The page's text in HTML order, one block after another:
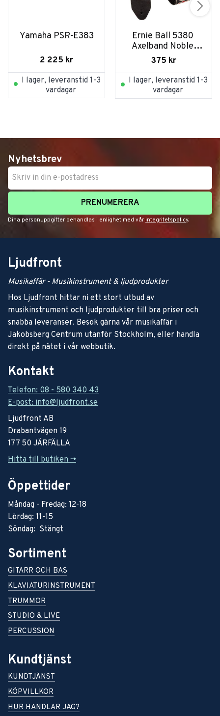
Yamaha PSR-E383
2 225 kr
I lager, leveranstid 1-3
vardagar
Ernie Ball 5380
Axelband Noble
Rose
375 kr
I lager, leveranstid 1-3
vardagar
Nyhetsbrev
PRENUMERERA
Dina personuppgifter behandlas i enlighet med vår integritetspolicy.
Ljudfront
Musikaffär - Musikinstrument & ljudprodukter
Hos Ljudfront hittar ni ett stort utbud av
musikinstrument och ljudprodukter till bra priser och
snabba leveranser. Besök gärna vår musikaffär i
Jakobsberg Centrum utanför Stockholm, eller handla
direkt på nätet i vår webbutik.
Kontakt
Telefon: 08 - 580 340 43
E-post: info@ljudfront.se
Ljudfront AB
Drabantvägen 19
177 50 JÄRFÄLLA
Hitta till butiken ->
Öppettider
Måndag - Fredag: 12-18
Lördag: 11-15
Söndag: Stängt
Sortiment
GITARR OCH BAS
KLAVIATURINSTRUMENT
TRUMMOR
STUDIO & LIVE
PERCUSSION
Kundtjänst
KUNDTJÄNST
KÖPVILLKOR
HUR HANDLAR JAG?